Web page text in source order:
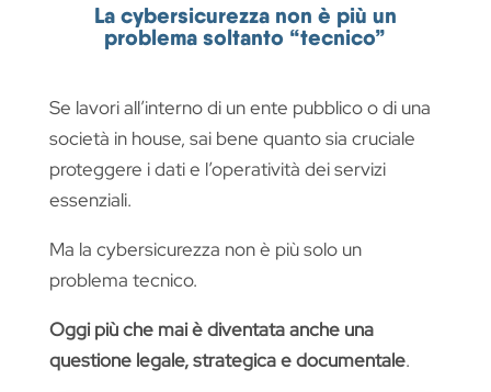
La cybersicurezza non è più un
problema soltanto “tecnico”
Se lavori all’interno di un ente pubblico o di una
società in house, sai bene quanto sia cruciale
proteggere i dati e l’operatività dei servizi
essenziali.
Ma la cybersicurezza non è più solo un
problema tecnico.
Oggi più che mai è diventata anche una
questione legale, strategica e documentale.